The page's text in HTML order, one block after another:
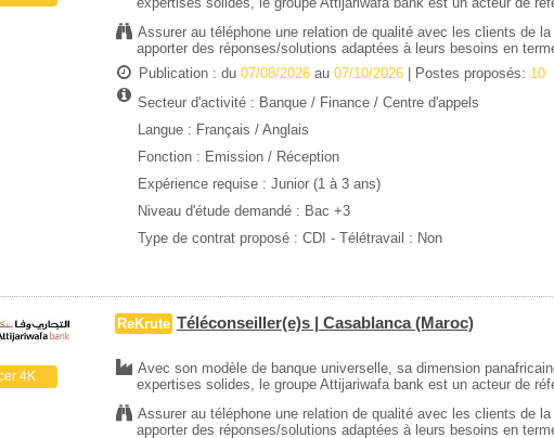
Assurer au téléphone une relation de qualité avec les clients de
apporter des réponses/solutions adaptées à leurs besoins en
Publication : du 07/08/2026au 07/10/2026| Postes proposés: 10
Secteur d'activité : Banque / Finance/ Centre d'appels
Langue : Français / Anglais
Fonction : Emission / Réception
Expérience requise : Junior (1 à 3 ans)
Niveau d'étude demandé : Bac +3
Type de contrat proposé : CDI - Télétravail : Non
4K
ReKrute Téléconseiller(e)s | Casablanca (Maroc)
Avec son modèle de banque universelle, sa dimension
expertises solides, le groupe Attijariwafa bank est un acteur de
Assurer au téléphone une relation de qualité avec les clients de
apporter des réponses/solutions adaptées à leurs besoins en